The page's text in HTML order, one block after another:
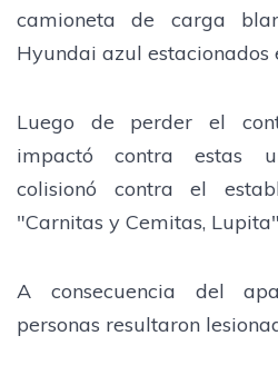
camioneta de carga
Hyundai azul estacionados
Luego de perder el
impactó contra estas
colisionó contra el
"Carnitas y Cemitas,
A consecuencia del
personas resultaron